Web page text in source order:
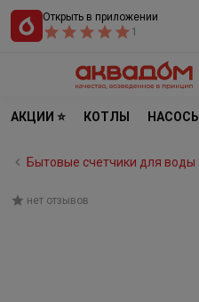
Открыть в приложении
1
АКЦИИ ⭐ КОТЛЫ НАСОСЫ
Бытовые счетчики для воды
нет отзывов